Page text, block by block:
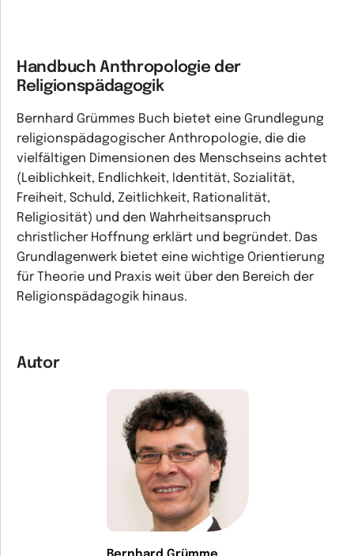
Handbuch Anthropologie der
Religionspädagogik
Bernhard Grümmes Buch bietet eine Grundlegung
religionspädagogischer Anthropologie, die die
vielfältigen Dimensionen des Menschseins achtet
(Leiblichkeit, Endlichkeit, Identität, Sozialität,
Freiheit, Schuld, Zeitlichkeit, Rationalität,
Religiosität) und den Wahrheitsanspruch
christlicher Hoffnung erklärt und begründet. Das
Grundlagenwerk bietet eine wichtige Orientierung
für Theorie und Praxis weit über den Bereich der
Religionspädagogik hinaus.
Autor